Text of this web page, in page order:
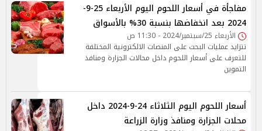
مفاجأة في أسعار اللحوم اليوم الأربعاء 25-9-
2024 بعد انخفاضها بنسبة 30% بالأسواق
الأربعاء 25/سبتمبر/2024 - 11:30 ص
تتزايد عمليات البحث على المنصات الالكترونية المختلفة
للتعرف على أسعار اللحوم داخل محالات الجزارة ومنافذ
التموين
أسعار اللحوم اليوم الثلاثاء 24-9-2024 داخل
محلات الجزارة ومنافذ وزارة الزراعة